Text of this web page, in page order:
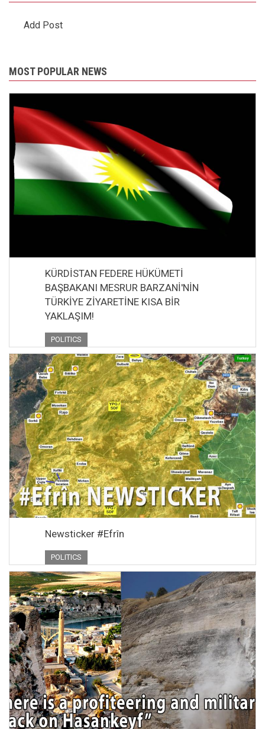
Add Post
MOST POPULAR NEWS
KÜRDİSTAN FEDERE HÜKÜMETİ
BAŞBAKANI MESRUR BARZANİ'NİN
TÜRKİYE ZİYARETİNE KISA BİR
YAKLAŞIM!
POLITICS
Newsticker #Efrîn
POLITICS